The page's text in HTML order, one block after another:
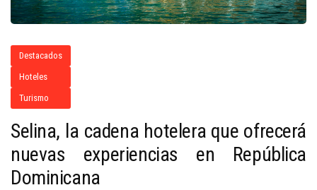
Destacados
Hoteles
Turismo
Selina, la cadena hotelera que ofrecerá
nuevas experiencias en República
Dominicana